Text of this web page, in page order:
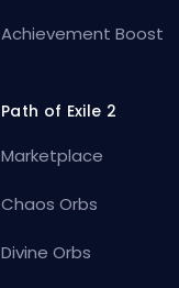
Achievement Boost
Path of Exile 2
Marketplace
Chaos Orbs
Divine Orbs